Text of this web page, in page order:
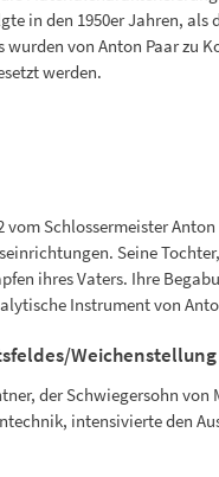
in den 1950er Jahren,
von Anton Paar zu
werden.
vom Schlossermeister
Seine
ihres Vaters. Ihre
Instrument von
Weichenstellung
der Schwiegersohn
intensivierte den